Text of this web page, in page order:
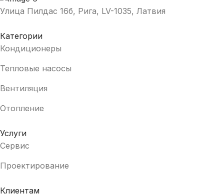
Улица Пилдас 16б, Рига, LV-1035, Латвия
Категории
Кондиционеры
Тепловые насосы
Вентиляция
Отопление
Услуги
Сервис
Проектирование
Клиентам